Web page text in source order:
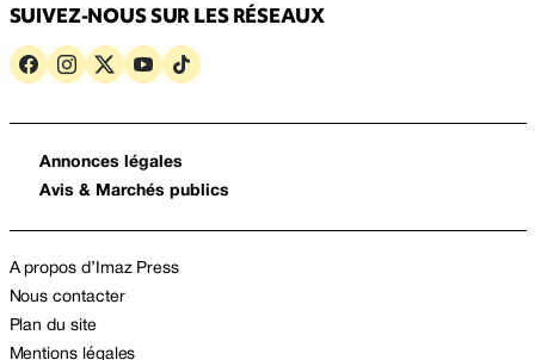
SUIVEZ-NOUS SUR LES RÉSEAUX
Annonces légales
Avis & Marchés publics
A propos d’Imaz Press
Nous contacter
Plan du site
Mentions légales